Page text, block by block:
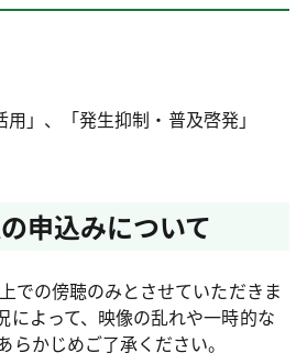
用」、「発生抑制・普及啓発」
申込みについて
での傍聴のみとさせていただきま
によって、映像の乱れや一時的な
らかじめご了承ください。